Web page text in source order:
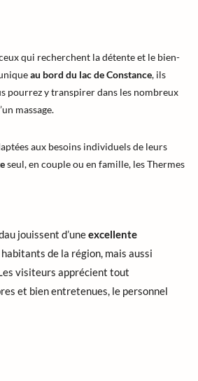
qui recherchent la détente et le bien-
au bord du lac de Constance, ils
pourrez y transpirer dans les nombreux
massage.
aux besoins individuels de leurs
seul, en couple ou en famille, les Thermes
jouissent d’uneexcellente
de la région, mais aussi
visiteurs apprécient tout
et bien entretenues, le personnel